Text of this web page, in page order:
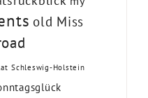
old Miss
Schleswig-Holstein